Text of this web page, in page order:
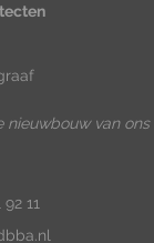
nieuwbouw van
11